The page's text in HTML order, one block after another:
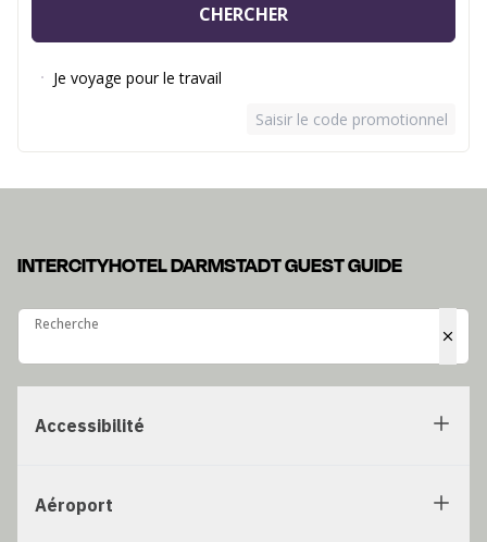
CHERCHER
Je voyage pour le travail
Saisir le code promotionnel
INTERCITYHOTEL DARMSTADT GUEST GUIDE
Recherche
Recherche
Accessibilité
Aéroport